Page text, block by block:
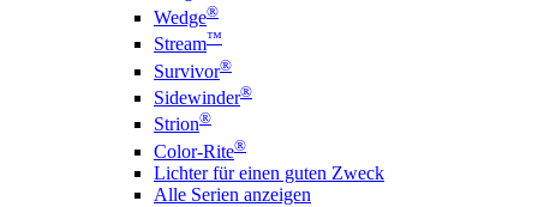
Wedge®
Stream™
Survivor®
Sidewinder®
Strion®
Color-Rite®
Lichter für einen guten Zweck
Alle Serien anzeigen